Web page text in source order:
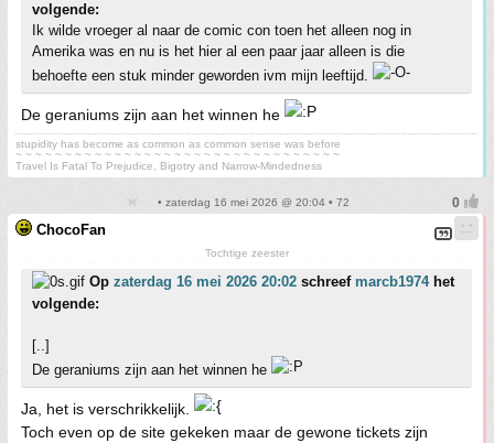
volgende:
Ik wilde vroeger al naar de comic con toen het alleen nog in
Amerika was en nu is het hier al een paar jaar alleen is die
behoefte een stuk minder geworden ivm mijn leeftijd.
De geraniums zijn aan het winnen he
stupidity has become as common as common sense was before
~ ~ ~ ~ ~ ~ ~ ~ ~ ~ ~ ~ ~ ~ ~ ~ ~ ~ ~ ~ ~ ~ ~ ~ ~ ~ ~ ~ ~ ~ ~ ~ ~
Travel Is Fatal To Prejudice, Bigotry and Narrow-Mindedness
• zaterdag 16 mei 2026 @ 20:04 • 72
ChocoFan
Tochtige zeester
Op zaterdag 16 mei 2026 20:02 schreef marcb1974het
volgende:
[..]
De geraniums zijn aan het winnen he
Ja, het is verschrikkelijk.
Toch even op de site gekeken maar de gewone tickets zijn